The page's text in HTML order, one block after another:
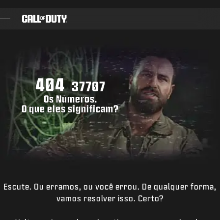
STORE
ESPORTS
SUPORTE
ENTRAR|INSCREVER-SE
404 37707
Os Números.
O que eles significam?
Escute. Ou erramos, ou você errou. De qualquer forma,
vamos resolver isso. Certo?